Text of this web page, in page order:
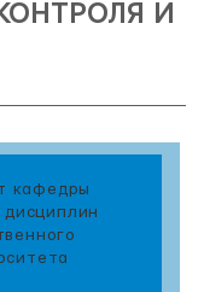
И
кафедры
дисциплин